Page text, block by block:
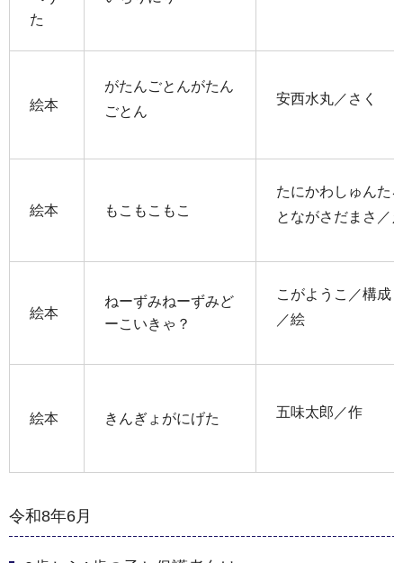
た
絵本
がたんごとんがたん
ごとん
安西水丸／さく
絵本 もこもこもこ
たにかわしゅんた
とながさだまさ／
絵本
ねーずみねーずみど
ーこいきゃ？
こがようこ／構成
／絵
絵本 きんぎょがにげた 五味太郎／作
令和8年6月